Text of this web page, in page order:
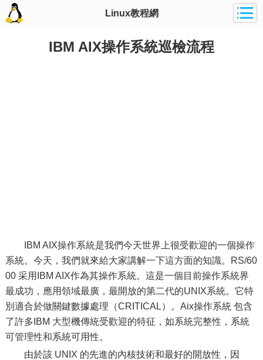
Linux教程網
IBM AIX操作系統巡檢流程
IBM AIX操作系統是我們今天世界上很受歡迎的一個操作
系統。今天，我們就來給大家講解一下這方面的知識。RS/60
00 采用IBM AIX作為其操作系統。這是一個目前操作系統界
最成功，應用領域最廣，最開放的第二代的UNIX系統。它特
別適合於做關鍵數據處理（CRITICAL）。Aix操作系統 包含
了許多IBM 大型機傳統受歡迎的特征，如系統完整性，系統
可管理性和系統可用性。
由於該 UNIX 的先進的內核技術和最好的開放性，因